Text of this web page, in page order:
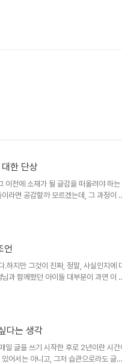
한 단상
이전에 소재가 될 글감을 떠올려야 하는
라면 공감할까 모르겠는데, 그 과정이
아니라는 겁니다. 즉, 주어진 환경과 경
각한 만큼 잘 되지 않는 연상된 글감에
황은 왜 그러냐고 하는 이 답답함입니
언
하지만 그것이 진짜, 정말, 사실인지에
과 함께했던 아이들 대부분이 과연 이
습을 심심찮게 봐왔기 때문이죠. 이는 다
들보다는 어른들이라고 할 수 있습니다.
실이 그렇습니다. 디지털 환경.. 이른바
다는 생각
일 글을 쓰기 시작한 후로 2년이란 시간
어서는 아니고, 그저 습관으로라도 글을